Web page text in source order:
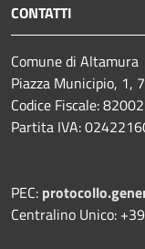
CONTATTI
Comune di Altamura
Piazza Municipio, 1,
Codice Fiscale:
Partita IVA:
PEC:
Centralino Unico: